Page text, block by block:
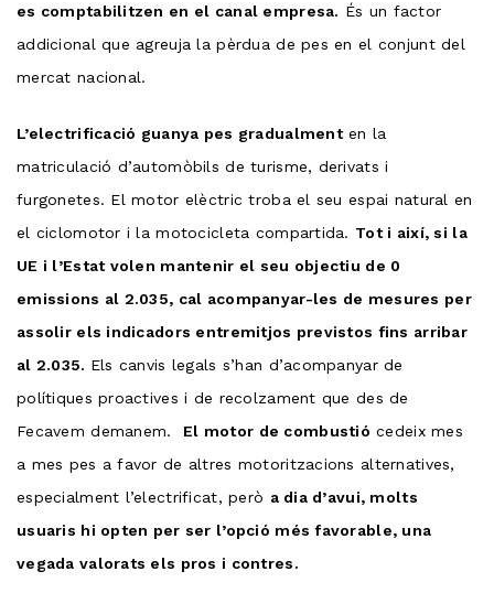
es comptabilitzen en el canal empresa. És un factor
addicional que agreuja la pèrdua de pes en el conjunt del
mercat nacional.
L’electrificació guanya pes gradualmenten la
matriculació d’automòbils de turisme, derivats i
furgonetes. El motor elèctric troba el seu espai natural en
el ciclomotor i la motocicleta compartida. Tot i així, si la
UE i l’Estat volen mantenir el seu objectiu de 0
emissions al 2.035, cal acompanyar-les de mesures per
assolir els indicadors entremitjos previstos fins arribar
al 2.035. Els canvis legals s’han d’acompanyar de
polítiques proactives i de recolzament que des de
Fecavem demanem. El motor de combustió cedeix mes
a mes pes a favor de altres motoritzacions alternatives,
especialment l’electrificat, però a dia d’avui, molts
usuaris hi opten per ser l’opció més favorable, una
vegada valorats els pros i contres.